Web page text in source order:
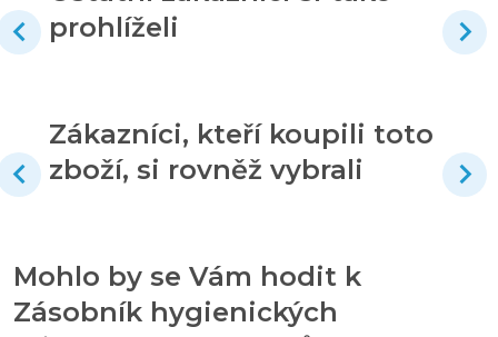
prohlíželi
Zákazníci, kteří koupili toto
zboží, si rovněž vybrali
Mohlo by se Vám hodit k
Zásobník hygienických